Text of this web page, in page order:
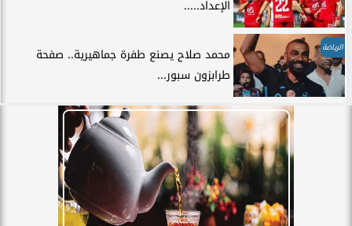
الإعداد.....
الرياضة
محمد صلاح يصنع طفرة جماهيرية.. صفحة
طرابزون سبور...